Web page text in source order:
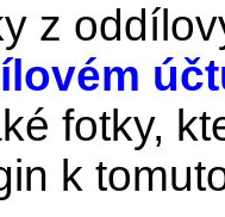
z
fotky,
k